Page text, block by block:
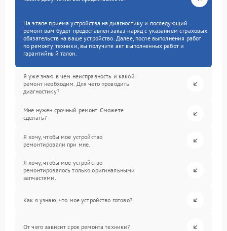
На этапе приема устройства на диагностику и последующий
ремонт вам будет предоставлен заказ-наряд с указанием страховых
обязательств на ваше устройство. Далее, после выполнения работ
по ремонту техники, вы получите акт выполненных работ и
гарантийный талон.
Я уже знаю в чем неисправность и какой
ремонт необходим. Для чего проводить
диагностику?
Мне нужен срочный ремонт. Сможете
сделать?
Я хочу, чтобы мое устройство
ремонтировали при мне.
Я хочу, чтобы мое устройство
ремонтировалось только оригинальными
запчастями.
Как я узнаю, что мое устройство готово?
От чего зависит срок ремонта техники?